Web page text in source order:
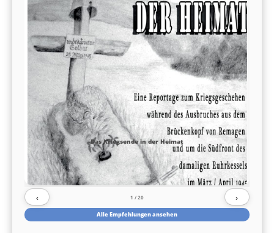
Das Kriegsende in der Heimat
‹ 1 / 20 ›
Alle Empfehlungen ansehen